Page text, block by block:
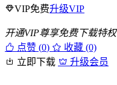
VIP免费升级VIP
开通VIP尊享免费下载特权
点赞 (0)
收藏 (0)
立即下载
升级会员